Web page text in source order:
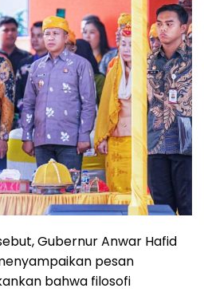
Gubernur Anwar Hafid
pesan
bahwa filosofi